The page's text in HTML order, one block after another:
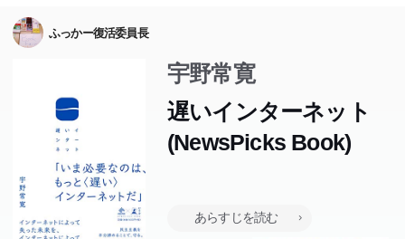
ふっかー復活委員長
宇野常寛
遅いインターネット
(NewsPicks Book)
あらすじを読む
インターネットによって失った未来をインターネットによ
って取り戻す インターネットは世の中の「速度」を決定
的に上げた。しかしその弊害がさまざまな場面で現出して
いる。世界の分断、排外主義の台頭、そしてポピュリズム